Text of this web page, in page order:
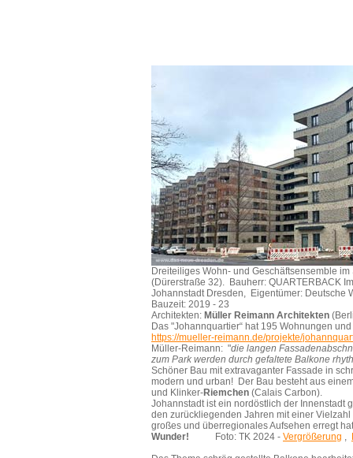
Dreiteiliges Wohn- und Geschäftsensemble
(Dürerstraße 32). Bauherr: QUARTERBACK
Johannstadt Dresden, Eigentümer: Deutsche
Bauzeit: 2019 - 23
Architekten: Müller Reimann Architekten
Das "Johannquartier“ hat 195 Wohnungen
https://mueller-reimann.de/projekte/
Müller-Reimann: "die langen
zum Park werden durch gefaltete Balkone
Schöner Bau mit extravaganter Fassade in
modern und urban! Der Bau besteht aus
und Klinker-Riemchen (Calais Carbon).
Johannstadt ist ein nordöstlich der Innenstadt
den zurückliegenden Jahren mit einer
großes und überregionales Aufsehen erregt
Wunder!
Foto: TK 2024 - Vergrößerung ,